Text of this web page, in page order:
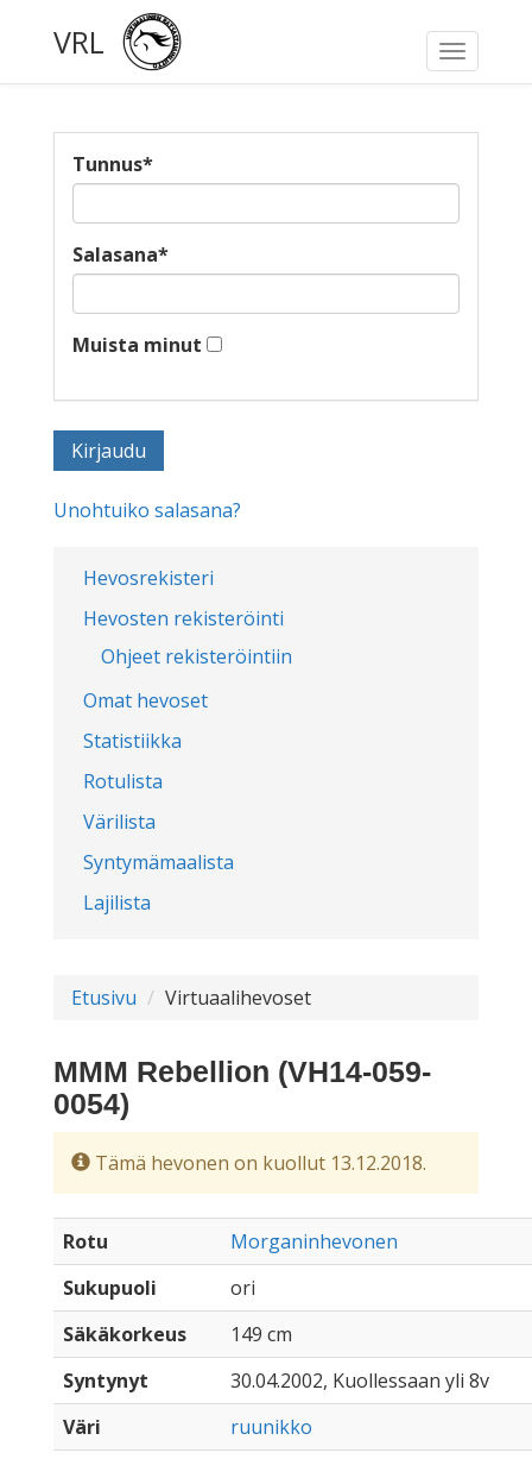
Toggle
VRL
Hevosrekisteri
Hevosten rekisteröinti
Ohjeet rekisteröintiin
Omat hevoset
Statistiikka
Rotulista
Värilista
Syntymämaalista
Lajilista
Tunnus*
Salasana*
Muista minut
Unohtuiko salasana?
Etusivu Virtuaalihevoset
MMM Rebellion (VH14-059-
0054)
Tämä hevonen on kuollut 13.12.2018.
Rotu
Morganinhevonen
Sukupuoli
ori
Säkäkorkeus
149 cm
Syntynyt
30.04.2002, Kuollessaan yli 8v
Väri
ruunikko